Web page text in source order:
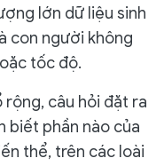
lớn dữ liệu sinh
con người không
tốc độ.
câu hỏi đặt ra
biết phần nào của
thể, trên các loài